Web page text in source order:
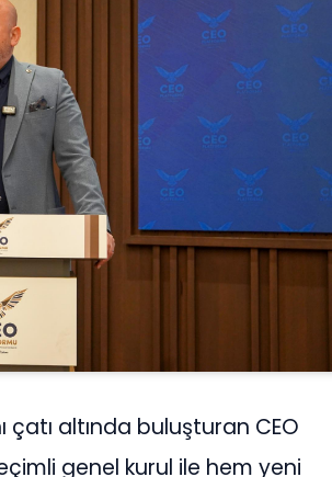
çatı altında buluşturan CEO
genel kurul ile hem yeni